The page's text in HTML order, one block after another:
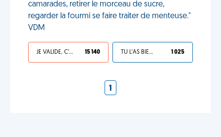
camarades, retirer le morceau de sucre,
regarder la fourmi se faire traiter de menteuse."
VDM
JE VALIDE, C'EST UNE VDM 15 140 TU L'AS BIEN MÉRITÉ 1 025
1